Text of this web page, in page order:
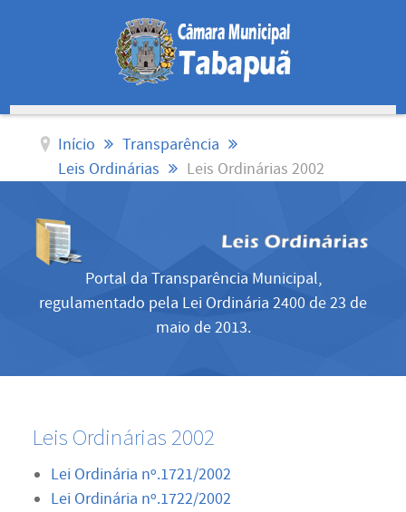
Início
Transparência
Leis Ordinárias
Leis Ordinárias 2002
Portal da Transparência Municipal,
regulamentado pela Lei Ordinária 2400 de 23 de
maio de 2013.
Leis Ordinárias 2002
Lei Ordinária nº.1721/2002
Lei Ordinária nº.1722/2002